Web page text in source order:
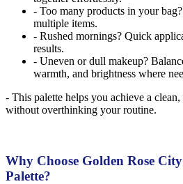
- Too many products in your
multiple items.
- Rushed mornings? Quick
results.
- Uneven or dull makeup?
warmth, and brightness where
- This palette helps you achieve a
without overthinking your routine.
Why Choose Golden Rose
Palette?